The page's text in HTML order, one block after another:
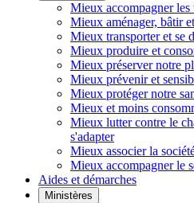
Mieux accompagner les
Mieux aménager, bâtir
Mieux transporter et se
Mieux produire et
Mieux préserver notre
Mieux prévenir et
Mieux protéger notre
Mieux et moins
Mieux lutter contre le
s'adapter
Mieux associer la
Mieux accompagner le
Aides et démarches
Ministères